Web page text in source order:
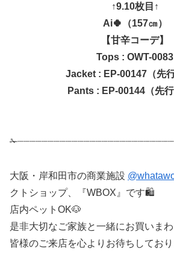
↑9.10枚目↑
Ai🍀（157㎝）
【甘辛コーデ】
Tops : OWT-0083
Jacket : EP-00147（先行
Pants : EP-00144（先行
✁┈┈┈┈┈┈┈┈┈┈┈┈┈┈┈┈┈┈┈┈┈┈┈┈┈┈
大阪・岸和田市の商業施設
クトショップ、『WBOX』です🛍
店内ペットOK🐶
是非大切なご家族と一緒にお買いま
皆様のご来店を心よりお待ちしており